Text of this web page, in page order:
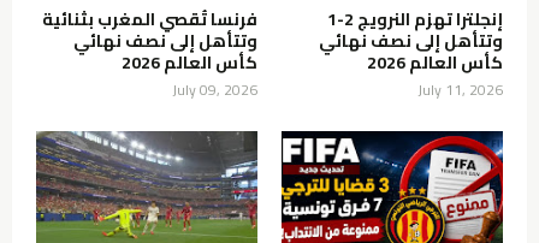
إنجلترا تهزم النرويج 2-1
وتتأهل إلى نصف نهائي
كأس العالم 2026
July 11, 2026
فرنسا تُقصي المغرب بثنائية
وتتأهل إلى نصف نهائي
كأس العالم 2026
July 09, 2026